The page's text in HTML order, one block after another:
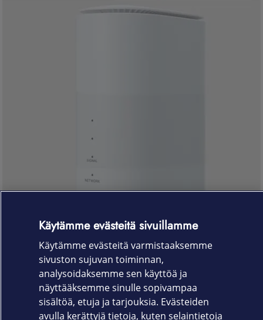
Etsitkö ZTE:n reitittimien käyttöohjeita?
Löydät käyttöohjeet eri ZTE:n reitittimille sivustomme
Käytämme evästeitä sivuillamme
Käytämme evästeitä varmistaaksemme
sivuston sujuvan toiminnan,
analysoidaksemme sen käyttöä ja
näyttääksemme sinulle sopivampaa
sisältöä, etuja ja tarjouksia. Evästeiden
avulla kerättyjä tietoja, kuten selaintietoja